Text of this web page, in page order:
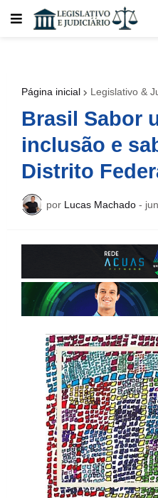
Página inicial Legislativo &
Brasil Sabor
inclusão e
Distrito
por Lucas Machado -